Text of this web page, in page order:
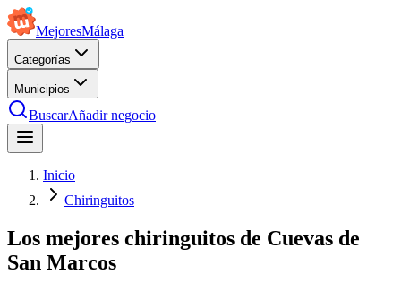
MejoresMálaga
Categorías
Municipios
BuscarAñadir negocio
Inicio
Chiringuitos
Los mejores chiringuitos de Cuevas de
San Marcos